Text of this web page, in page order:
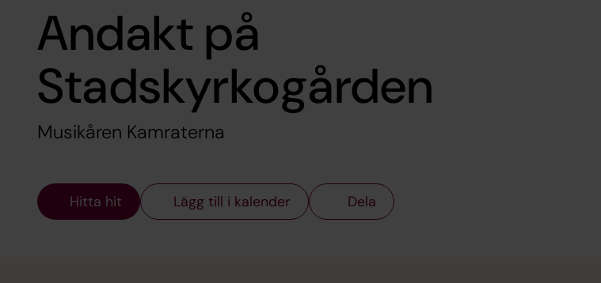
Andakt på
Stadskyrkogården
Musikåren Kamraterna
Hitta hit Lägg till i kalender Dela